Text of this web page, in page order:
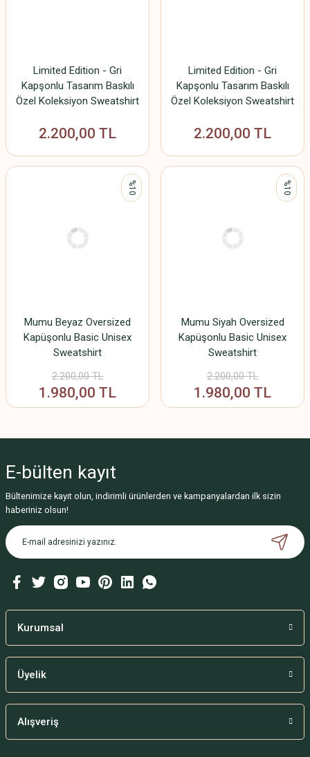
Limited Edition - Gri
Kapşonlu Tasarım Baskılı
Özel Koleksiyon Sweatshirt
2.200,00 TL
Limited Edition - Gri
Kapşonlu Tasarım Baskılı
Özel Koleksiyon Sweatshirt
2.200,00 TL
%10
Mumu Beyaz Oversized
Kapüşonlu Basic Unisex
Sweatshirt
2.200,00 TL
1.980,00 TL
%10
Mumu Siyah Oversized
Kapüşonlu Basic Unisex
Sweatshirt
2.200,00 TL
1.980,00 TL
E-bülten kayıt
Bültenimize kayıt olun, indirimli ürünlerden ve kampanyalardan ilk sizin
haberiniz olsun!
Kurumsal
Üyelik
Alışveriş